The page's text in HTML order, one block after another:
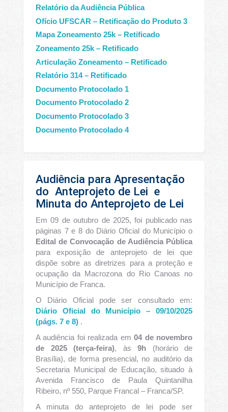
Relatório da Audiência Pública
Ofício UFSCAR – Retificação do Produto 3
Mapa Zoneamento 25k – Retificado
Zoneamento 25k – Retificado
Articulação Zoneamento – Retificado
Relatório 314 – Retificado
Documento Protocolado 1
Documento Protocolado 2
Documento Protocolado 3
Documento Protocolado 4
Audiência para Apresentação
do Anteprojeto de Lei e
Minuta do Anteprojeto de Lei
Em 09 de outubro de 2025, foi publicado nas
páginas 7 e 8 do Diário Oficial do Município o
Edital de Convocação de Audiência Pública
para exposição de anteprojeto de lei que
dispõe sobre as diretrizes para a proteção e
ocupação da Macrozona do Rio Canoas no
Município de Franca.
O Diário Oficial pode ser consultado em:
Diário Oficial do Município – 09/10/2025
(págs. 7 e 8) .
A audiência foi realizada em04 de novembro
de 2025 (terça-feira), às 9h (horário de
Brasília), de forma presencial, no auditório da
Secretaria Municipal de Educação, situado à
Avenida Francisco de Paula Quintanilha
Ribeiro, nº 550, Parque Francal – Franca/SP.
A minuta do anteprojeto de lei pode ser